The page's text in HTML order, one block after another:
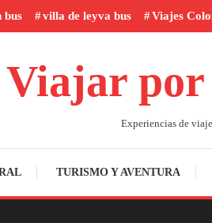
bus villa de leyva bus Viajes
Viajar por
Experiencias de
TURISMO Y AVENTURA